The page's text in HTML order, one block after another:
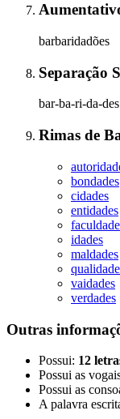
barbaridadões
Separação
bar-ba-ri-da-des
Rimas de
bondades
cidades
entidades
idades
maldades
vaidades
verdades
Outras
Possui: 12
Possui as
Possui as
A palavra